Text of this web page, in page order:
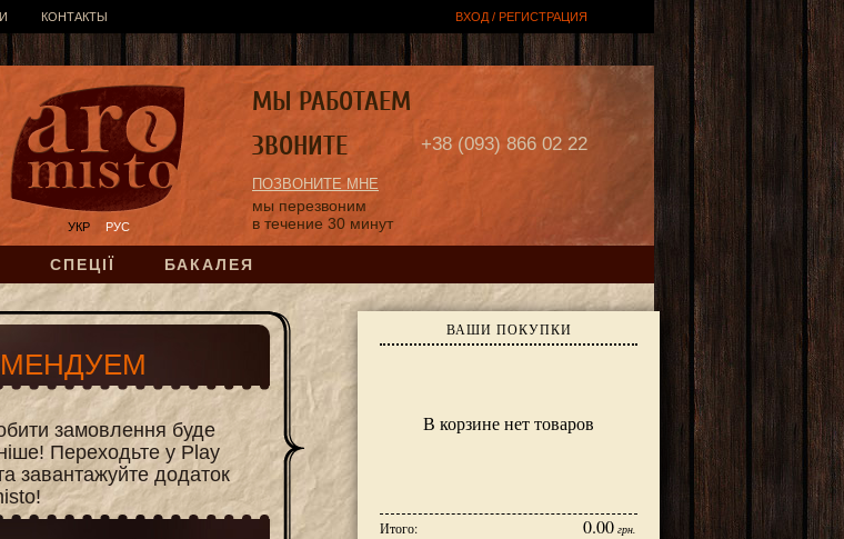
КОНТАКТЫ ВХОД / РЕГИСТРАЦИЯ
СПЕЦІЇ БАКАЛЕЯ
УКР РУС
ВАШИ ПОКУПКИ
В корзине нет товаров
Итого: 0.00 грн.
+38 (093) 866 02 22
ПОЗВОНИТЕ МНЕ
мы перезвоним
в течение 30 минут
МЫ РАБОТАЕМ
ЗВОНИТЕ
замовлення буде
Переходьте у Play
завантажуйте додаток